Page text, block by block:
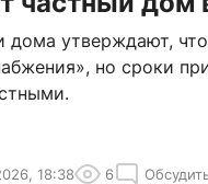
дома утверждают,
но сроки
18:38 6